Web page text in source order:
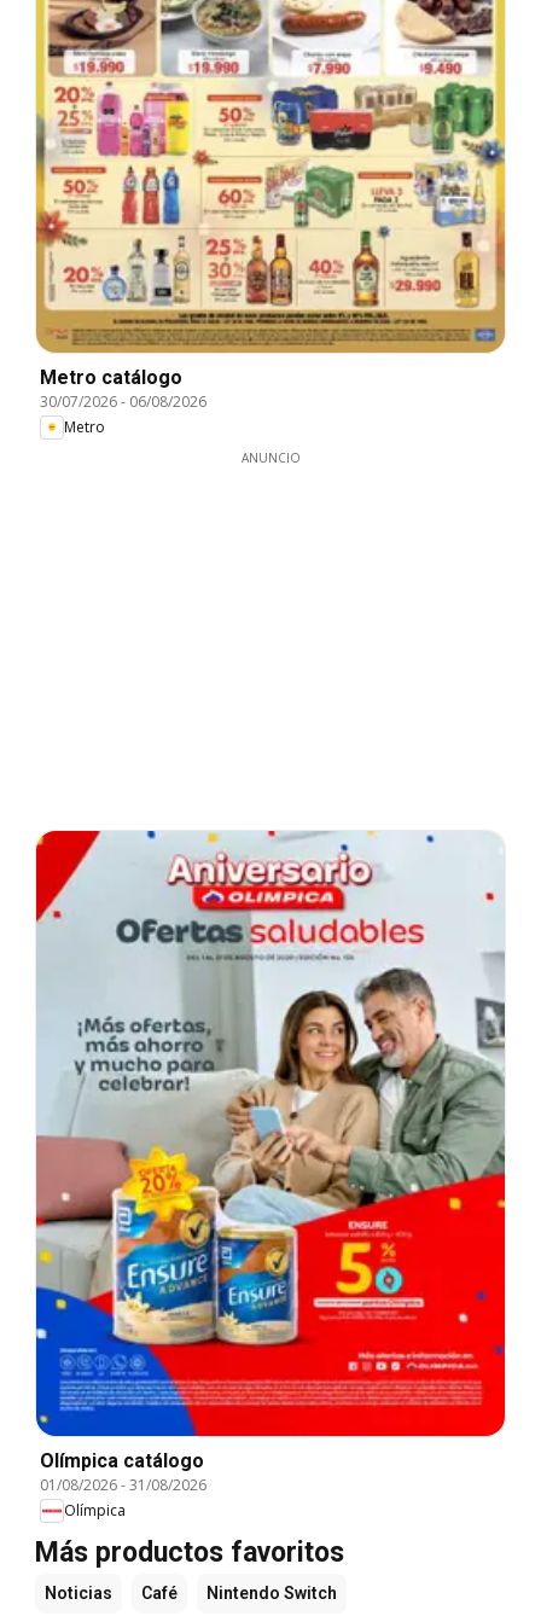
Metro catálogo
30/07/2026- 06/08/2026
Metro
ANUNCIO
Olímpica catálogo
01/08/2026-31/08/2026
Olímpica
Más productos favoritos
Noticias Café Nintendo Switch